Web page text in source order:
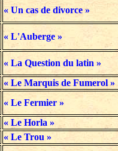
« Un cas de divorce »
« L'Auberge »
« La Question du latin »
« Le Marquis de Fumerol »
« Le Fermier »
« Le Horla »
« Le Trou »